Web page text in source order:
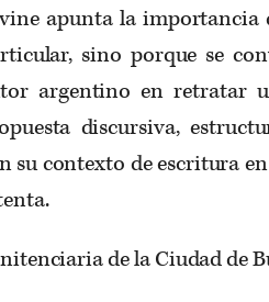
apunta la importancia
sino porque se
argentino en retratar
discursiva,
su contexto de escritura
de la Ciudad de